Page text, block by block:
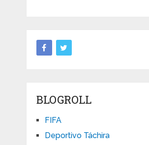
BLOGROLL
FIFA
Deportivo Táchira